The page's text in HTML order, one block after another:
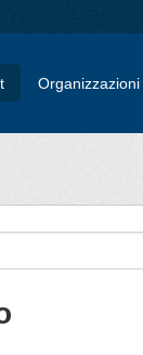
Organizzazioni